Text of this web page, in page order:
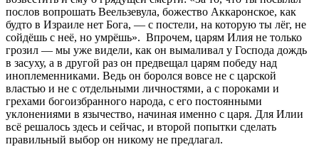
послов вопрошать Веельзевула, божество Аккаронское, как
будто в Израиле нет Бога, — с постели, на которую ты лёг, не
сойдёшь с неё, но умрёшь». Впрочем, царям Илия не только
грозил — мы уже видели, как он вымаливал у Господа дождь
в засуху, а в другой раз он предвещал царям победу над
иноплеменниками. Ведь он боролся вовсе не с царской
властью и не с отдельными личностями, а с пороками и
грехами богоизбранного народа, с его постоянными
уклонениями в язычество, начиная именно с царя. Для Илии
всё решалось здесь и сейчас, и второй попытки сделать
правильный выбор он никому не предлагал.